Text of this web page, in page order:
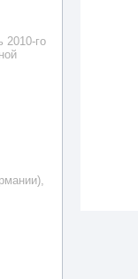
2010-го